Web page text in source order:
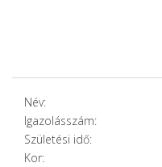
Név:
Igazolásszám:
Születési idő:
Kor: